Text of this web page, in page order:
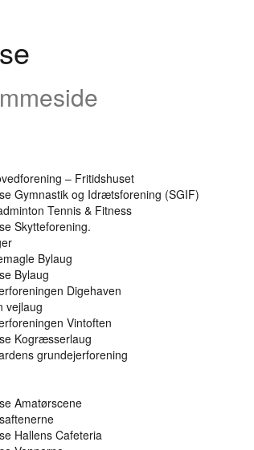
– Fritidshuset
Gymnastik og Idrætsforening (SGIF)
Tennis & Fitness
Skytteforening.
Bylaug
Bylaug
Digehaven
vejlaug
Vintoften
Kogræsserlaug
grundejerforening
Amatørscene
Hallens Cafeteria